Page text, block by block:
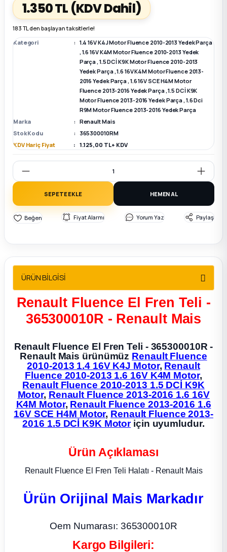
Parça
Parça
Sedan
Parça
Parça
Parça
Parça
1.350 TL (KDV Dahil)
183 TL den başlayan taksitlerle!
Kategori
1.4 16V K4J Motor Fluence 2010-2013 Yedek Parça
,1.6 16V K4M Motor Fluence 2010-2013 Yedek
Parça,1.5 DCİ K9K Motor Fluence 2010-2013
Yedek Parça,1.6 16V K4M Motor Fluence 2013-
2016 Yedek Parça,1.6 16V SCE H4M Motor
Fluence 2013-2016 Yedek Parça,1.5 DCİ K9K
Motor Fluence 2013-2016 Yedek Parça,1.6 Dci
R9M Motor Fluence 2013-2016 Yedek Parça
Marka
Renault Mais
Stok Kodu
365300010RM
KDV Hariç Fiyat
1.125,00 TL + KDV
SEPETE EKLE HEMEN AL
Fiyat Alarmı Yorum Yaz Paylaş
ÜRÜN BİLGİSİ
Renault Fluence El Fren Teli -
365300010R - Renault Mais
Renault Fluence El Fren Teli - 365300010R -
Renault Mais ürünümüz Renault Fluence
2010-2013 1.4 16V K4J Motor, Renault
Fluence 2010-2013 1.6 16V K4M Motor,
Renault Fluence 2010-2013 1.5 DCİ K9K
Motor, Renault Fluence 2013-2016 1.6 16V
K4M Motor, Renault Fluence 2013-2016 1.6
16V SCE H4M Motor, Renault Fluence 2013-
2016 1.5 DCİ K9K Motoriçin uyumludur.
Ürün Açıklaması
Renault Fluence El Fren Teli Halatı - Renault Mais
Ürün Orijinal Mais Markadır
Oem Numarası: 365300010R
Kargo Bilgileri: